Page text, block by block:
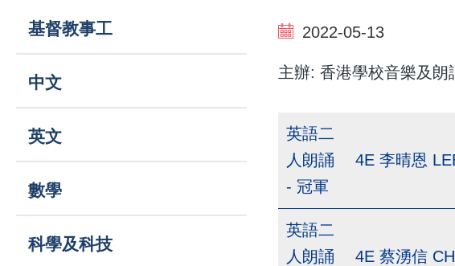
結2022-05-13
主辦: 香港學校音樂及朗
英語二
人朗誦
- 冠軍
4E 李晴恩
英語二
人朗誦
4E 蔡湧信
Main
navigation
基督教事工
中文
英文
數學
科學及科技